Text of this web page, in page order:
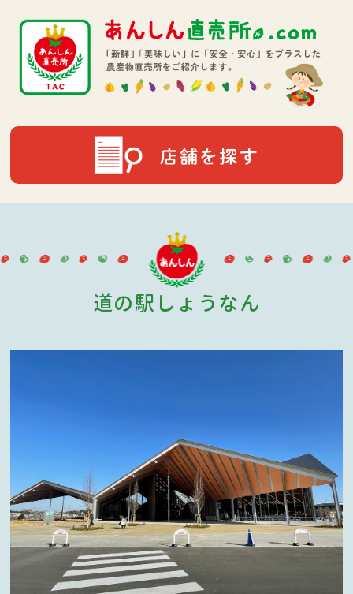
道の駅しょうなん